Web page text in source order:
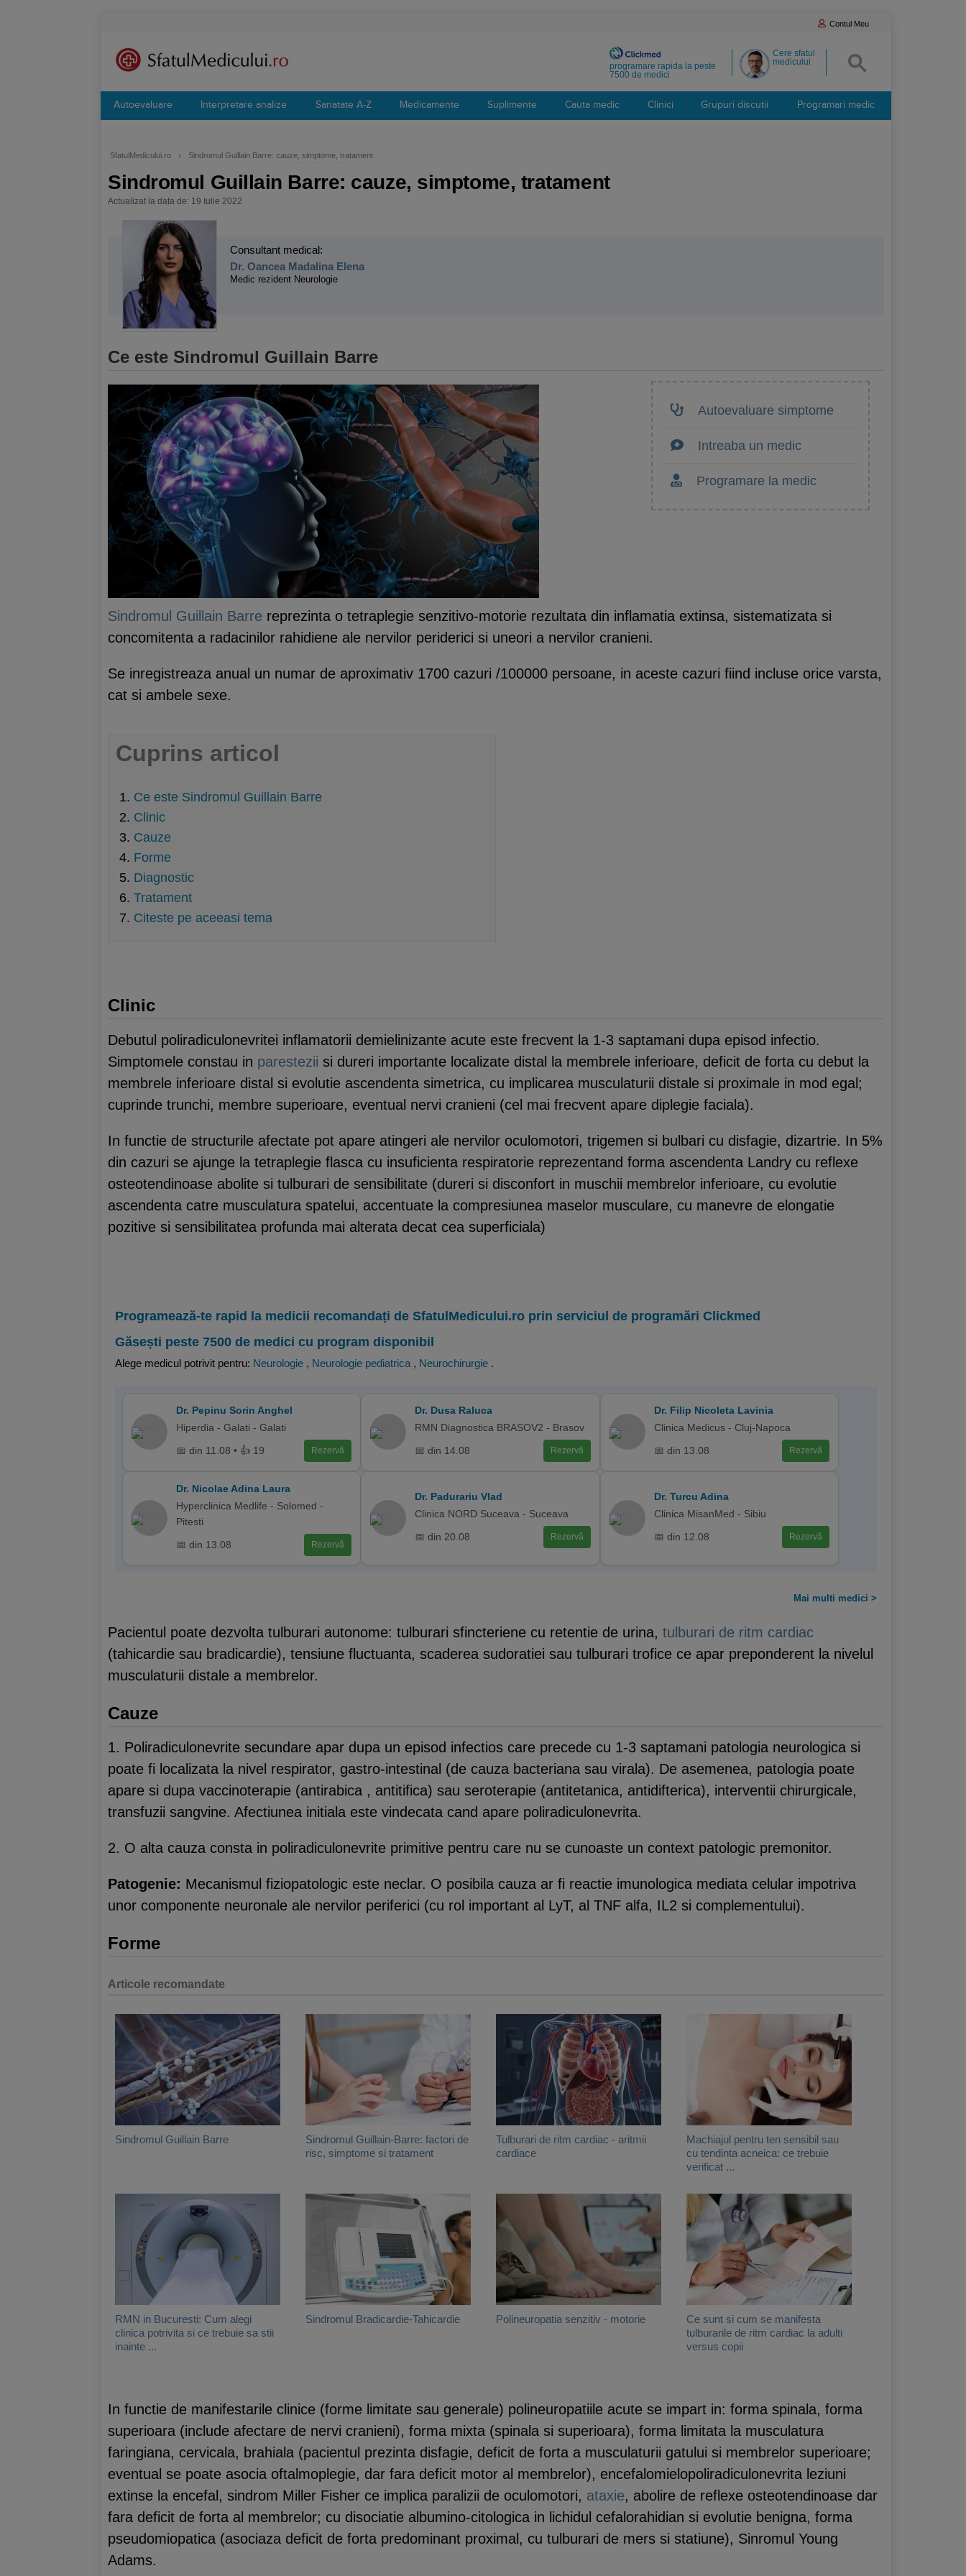
Contul Meu
Cere sfatul
medicului
programare rapida la peste
7500 de medici
Autoevaluare Interpretare analize Sanatate A-Z Medicamente Suplimente Cauta medic Clinici Grupuri discutii Programari medic
SfatulMedicului.ro › Sindromul Guillain Barre: cauze, simptome, tratament
Sindromul Guillain Barre: cauze, simptome, tratament
Actualizat la data de: 19 Iulie 2022
Consultant medical:
Dr. Oancea Madalina Elena
Medic rezident Neurologie
Ce este Sindromul Guillain Barre
Autoevaluare simptome
Intreaba un medic
Programare la medic
Sindromul Guillain Barre reprezinta o tetraplegie senzitivo-motorie rezultata din inflamatia extinsa, sistematizata si
concomitenta a radacinilor rahidiene ale nervilor periderici si uneori a nervilor cranieni.
Se inregistreaza anual un numar de aproximativ 1700 cazuri /100000 persoane, in aceste cazuri fiind incluse orice varsta,
cat si ambele sexe.
Cuprins articol
Ce este Sindromul Guillain Barre
Clinic
Cauze
Forme
Diagnostic
Tratament
Citeste pe aceeasi tema
Clinic
Debutul poliradiculonevritei inflamatorii demielinizante acute este frecvent la 1-3 saptamani dupa episod infectio.
Simptomele constau in parestezii si dureri importante localizate distal la membrele inferioare, deficit de forta cu debut la
membrele inferioare distal si evolutie ascendenta simetrica, cu implicarea musculaturii distale si proximale in mod egal;
cuprinde trunchi, membre superioare, eventual nervi cranieni (cel mai frecvent apare diplegie faciala).
In functie de structurile afectate pot apare atingeri ale nervilor oculomotori, trigemen si bulbari cu disfagie, dizartrie. In 5%
din cazuri se ajunge la tetraplegie flasca cu insuficienta respiratorie reprezentand forma ascendenta Landry cu reflexe
osteotendinoase abolite si tulburari de sensibilitate (dureri si disconfort in muschii membrelor inferioare, cu evolutie
ascendenta catre musculatura spatelui, accentuate la compresiunea maselor musculare, cu manevre de elongatie
pozitive si sensibilitatea profunda mai alterata decat cea superficiala)
Programează-te rapid la medicii recomandați de SfatulMedicului.ro prin serviciul de programări Clickmed
Găsești peste 7500 de medici cu program disponibil
Alege medicul potrivit pentru: Neurologie , Neurologie pediatrica , Neurochirurgie .
Dr. Pepinu Sorin Anghel
Hiperdia - Galati - Galati
📅 din 11.08 • 👍 19 Rezervă
Dr. Dusa Raluca
RMN Diagnostica BRASOV2 - Brasov
📅 din 14.08 Rezervă
Dr. Filip Nicoleta Lavinia
Clinica Medicus - Cluj-Napoca
📅 din 13.08 Rezervă
Dr. Nicolae Adina Laura
Hyperclinica Medlife - Solomed -
Pitesti
📅 din 13.08 Rezervă
Dr. Padurariu Vlad
Clinica NORD Suceava - Suceava
📅 din 20.08 Rezervă
Dr. Turcu Adina
Clinica MisanMed - Sibiu
📅 din 12.08 Rezervă
Mai multi medici >
Pacientul poate dezvolta tulburari autonome: tulburari sfincteriene cu retentie de urina, tulburari de ritm cardiac
(tahicardie sau bradicardie), tensiune fluctuanta, scaderea sudoratiei sau tulburari trofice ce apar preponderent la nivelul
musculaturii distale a membrelor.
Cauze
1. Poliradiculonevrite secundare apar dupa un episod infectios care precede cu 1-3 saptamani patologia neurologica si
poate fi localizata la nivel respirator, gastro-intestinal (de cauza bacteriana sau virala). De asemenea, patologia poate
apare si dupa vaccinoterapie (antirabica , antitifica) sau seroterapie (antitetanica, antidifterica), interventii chirurgicale,
transfuzii sangvine. Afectiunea initiala este vindecata cand apare poliradiculonevrita.
2. O alta cauza consta in poliradiculonevrite primitive pentru care nu se cunoaste un context patologic premonitor.
Patogenie: Mecanismul fiziopatologic este neclar. O posibila cauza ar fi reactie imunologica mediata celular impotriva
unor componente neuronale ale nervilor periferici (cu rol important al LyT, al TNF alfa, IL2 si complementului).
Forme
Articole recomandate
Sindromul Guillain Barre
Sindromul Guillain-Barre: factori de
risc, simptome si tratament
Tulburari de ritm cardiac - aritmii
cardiace
Machiajul pentru ten sensibil sau
cu tendinta acneica: ce trebuie
verificat ...
RMN in Bucuresti: Cum alegi
clinica potrivita si ce trebuie sa stii
inainte ...
Sindromul Bradicardie-Tahicardie Polineuropatia senzitiv - motorie
Ce sunt si cum se manifesta
tulburarile de ritm cardiac la adulti
versus copii
In functie de manifestarile clinice (forme limitate sau generale) polineuropatiile acute se impart in: forma spinala, forma
superioara (include afectare de nervi cranieni), forma mixta (spinala si superioara), forma limitata la musculatura
faringiana, cervicala, brahiala (pacientul prezinta disfagie, deficit de forta a musculaturii gatului si membrelor superioare;
eventual se poate asocia oftalmoplegie, dar fara deficit motor al membrelor), encefalomielopoliradiculonevrita leziuni
extinse la encefal, sindrom Miller Fisher ce implica paralizii de oculomotori, ataxie, abolire de reflexe osteotendinoase dar
fara deficit de forta al membrelor; cu disociatie albumino-citologica in lichidul cefalorahidian si evolutie benigna, forma
pseudomiopatica (asociaza deficit de forta predominant proximal, cu tulburari de mers si statiune), Sinromul Young
Adams.